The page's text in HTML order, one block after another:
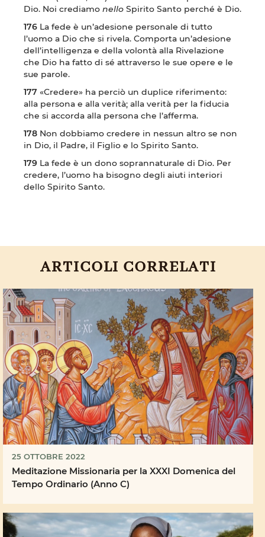
Dio. Noi crediamo nello Spirito Santo perché è Dio.
176 La fede è un’adesione personale di tutto
l’uomo a Dio che si rivela. Comporta un’adesione
dell’intelligenza e della volontà alla Rivelazione
che Dio ha fatto di sé attraverso le sue opere e le
sue parole.
177 «Credere» ha perciò un duplice riferimento:
alla persona e alla verità; alla verità per la fiducia
che si accorda alla persona che l’afferma.
178 Non dobbiamo credere in nessun altro se non
in Dio, il Padre, il Figlio e lo Spirito Santo.
179 La fede è un dono soprannaturale di Dio. Per
credere, l’uomo ha bisogno degli aiuti interiori
dello Spirito Santo.
ARTICOLI CORRELATI
25 OTTOBRE 2022
Meditazione Missionaria per la XXXI Domenica del
Tempo Ordinario (Anno C)